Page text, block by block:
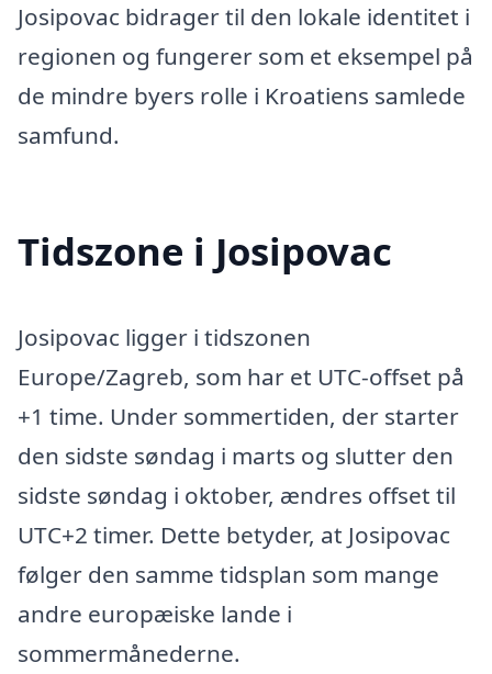
Josipovac bidrager til den lokale identitet i
regionen og fungerer som et eksempel på
de mindre byers rolle i Kroatiens samlede
samfund.
Tidszone i Josipovac
Josipovac ligger i tidszonen
Europe/Zagreb, som har et UTC-offset på
+1 time. Under sommertiden, der starter
den sidste søndag i marts og slutter den
sidste søndag i oktober, ændres offset til
UTC+2 timer. Dette betyder, at Josipovac
følger den samme tidsplan som mange
andre europæiske lande i
sommermånederne.